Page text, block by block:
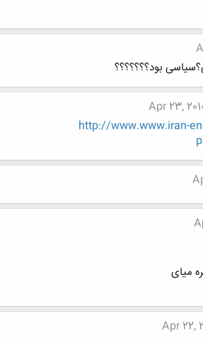
بود؟؟؟؟؟؟؟
Apr 23,
http://www.www.iran-
میای
Apr 22,